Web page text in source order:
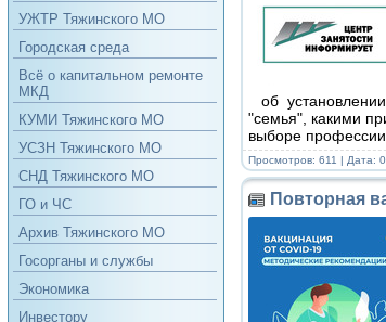
УЖТР Тяжинского МО
Городская среда
Всё о капитальном ремонте
МКД
КУМИ Тяжинского МО
УСЗН Тяжинского МО
СНД Тяжинского МО
ГО и ЧС
Архив Тяжинского МО
Госорганы и службы
Экономика
Инвестору
об
"семья", какими
выборе
Просмотров: 611 | Дата:
Повторная